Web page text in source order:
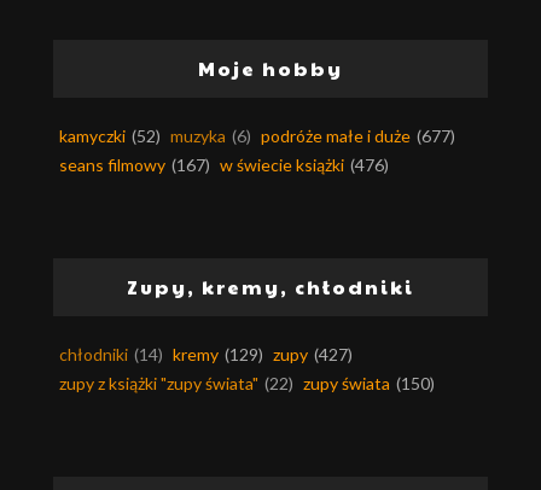
Moje hobby
kamyczki (52) muzyka (6) podróże małe i duże (677)
seans filmowy (167) w świecie książki (476)
Zupy, kremy, chłodniki
chłodniki (14) kremy (129) zupy (427)
zupy z książki "zupy świata" (22) zupy świata (150)